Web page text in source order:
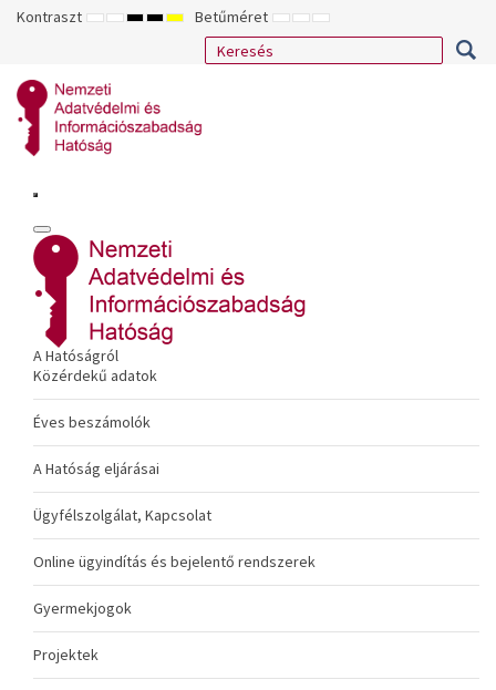
Kontraszt ALAPÉRTELMEZETT
ÉJSZAKAI
NAGY
KONTRASZTÚ
NAGY
KONTRASZTÚ
NAGY
KONTRASZTÚ
SÁRGA
FEKETE
Betűméret KISEBB
BETŰTÍPUS
ALAPÉRTELMEZETT
BETŰMÉRET
NAGYOBB
BETŰMÉRET
A Hatóságról
Közérdekű adatok
Éves beszámolók
A Hatóság eljárásai
Ügyfélszolgálat, Kapcsolat
Online ügyindítás és bejelentő rendszerek
Gyermekjogok
Projektek